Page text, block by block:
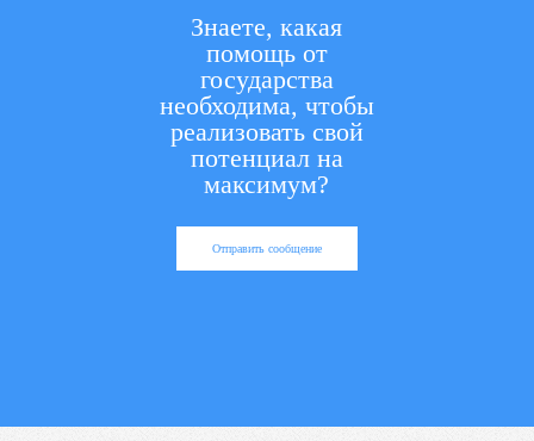
Знаете, какая
помощь от
государства
необходима, чтобы
реализовать свой
потенциал на
максимум?
Отправить сообщение